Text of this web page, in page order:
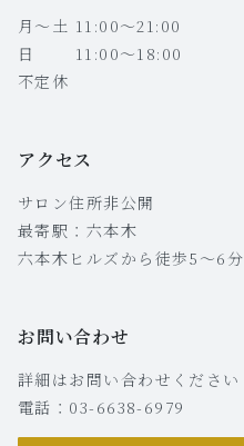
月〜土 11:00〜21:00
日 11:00〜18:00
不定休
アクセス
サロン住所非公開
最寄駅：六本木
六本木ヒルズから徒歩5〜6分
お問い合わせ
詳細はお問い合わせください
電話：03-6638-6979